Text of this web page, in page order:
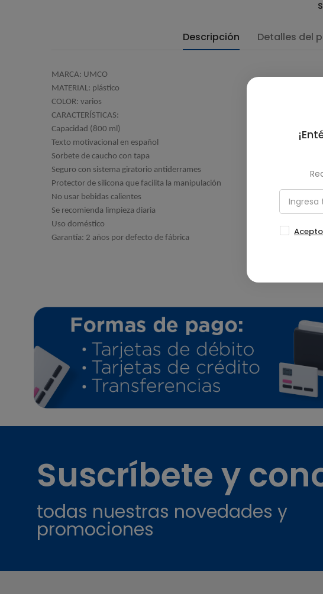
Descripción Detalles del
MARCA: UMCO
MATERIAL: plástico
COLOR: varios
CARACTERÍSTICAS:
Capacidad (800 ml)
Texto motivacional en español
Sorbete de caucho con tapa
Seguro con sistema giratorio antiderrames
Protector de silicona que facilita la manipulación
No usar bebidas calientes
Se recomienda limpieza diaria
Uso doméstico
Garantía: 2 años por defecto de fábrica
Suscríbete y
todas nuestras novedades y
promociones